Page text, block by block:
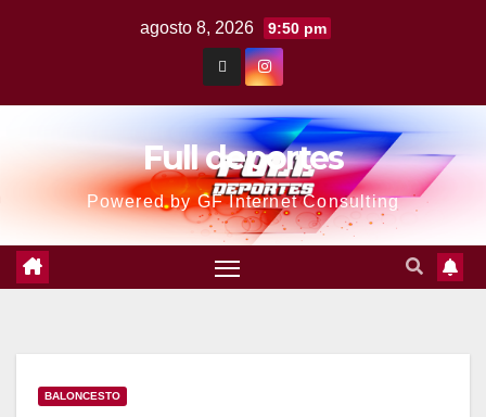
agosto 8, 2026 9:50 pm
Full deportes
Powered by GF Internet Consulting
BALONCESTO